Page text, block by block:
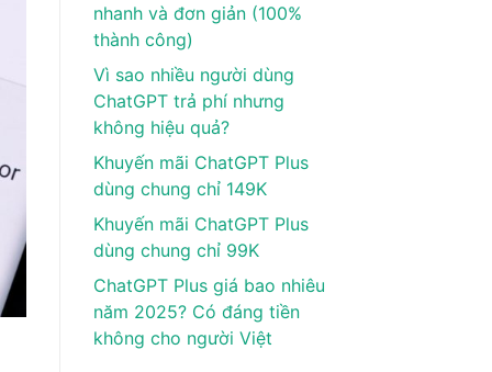
nhanh và đơn giản (100%
thành công)
Vì sao nhiều người dùng
ChatGPT trả phí nhưng
không hiệu quả?
Khuyến mãi ChatGPT Plus
dùng chung chỉ 149K
Khuyến mãi ChatGPT Plus
dùng chung chỉ 99K
ChatGPT Plus giá bao nhiêu
năm 2025? Có đáng tiền
không cho người Việt